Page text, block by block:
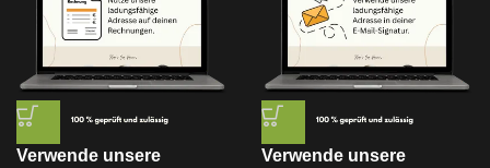
Verwende unsere
Verwende unsere